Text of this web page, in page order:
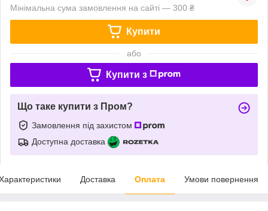
Мінімальна сума замовлення на сайті — 300 ₴
Купити
або
Купити з
Що таке купити з Пром?
Замовлення під захистом
Доступна доставка
Доставка Оплата Умови повернення